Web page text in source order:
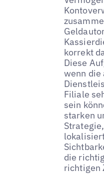
korrekt
Diese
wenn die
Filiale
sein
starken
die
richtigen